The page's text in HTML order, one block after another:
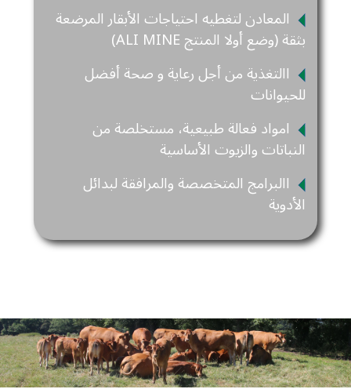
المعادن لتغطيه احتياجات الأبقار المرضعة
بثقة (وضع أولا المنتج ALI MINE)
االتغذية من أجل رعاية و صحة أفضل
للحيوانات
امواد فعالة طبيعية، مستخلصة من
النباتات والزيوت الأساسية
االبرامج المتخصصة والمرافقة لبدائل
الأدوية